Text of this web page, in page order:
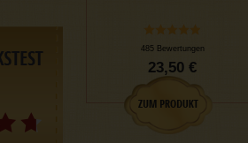
485 Bewertungen
23,50 €